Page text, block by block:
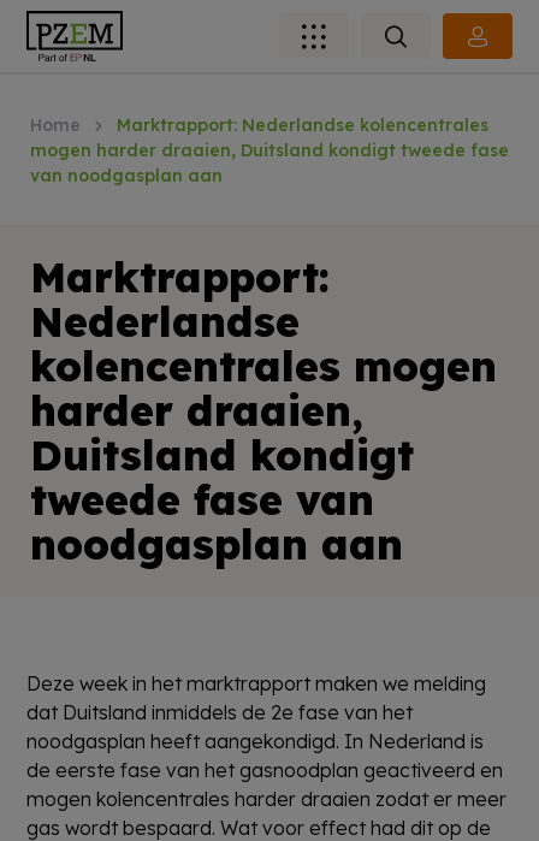
Home
Marktrapport: Nederlandse kolencentrales
mogen harder draaien, Duitsland kondigt tweede fase
van noodgasplan aan
Marktrapport:
Nederlandse
kolencentrales mogen
harder draaien,
Duitsland kondigt
tweede fase van
noodgasplan aan
Deze week in het marktrapport maken we melding
dat Duitsland inmiddels de 2e fase van het
noodgasplan heeft aangekondigd. In Nederland is
de eerste fase van het gasnoodplan geactiveerd en
mogen kolencentrales harder draaien zodat er meer
gas wordt bespaard. Wat voor effect had dit op de